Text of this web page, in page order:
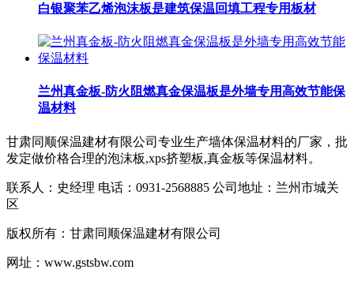
白银聚苯乙烯泡沫板是建筑保温回填工程专用板材
兰州真金板-防火阻燃真金保温板是外墙专用高效节能保
温材料​
甘肃同顺保温建材有限公司专业生产墙体保温材料的厂家，批
发定做价格合理的泡沫板,xps挤塑板,真金板等保温材料。
联系人：史经理 电话：0931-2568885 公司地址：兰州市城关
区
版权所有：甘肃同顺保温建材有限公司
网址：www.gstsbw.com